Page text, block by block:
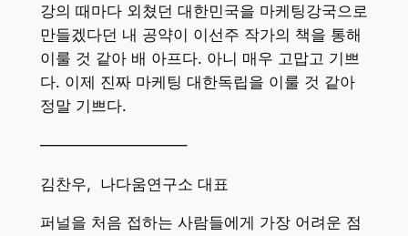
강의 때마다 외쳤던 대한민국을 마케팅강국으로
만들겠다던 내 공약이 이선주 작가의 책을 통해
이룰 것 같아 배 아프다. 아니 매우 고맙고 기쁘
다. 이제 진짜 마케팅 대한독립을 이룰 것 같아
정말 기쁘다.
—————————–
김찬우, 나다움연구소 대표
퍼널을 처음 접하는 사람들에게 가장 어려운 점